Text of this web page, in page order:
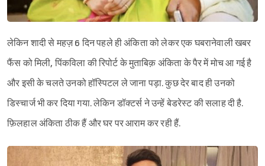
लेकिन शादी से महज़ 6 दिन पहले ही अंकिता को लेकर एक घबरानेवाली खबर
फैंस को मिली, पिंकविला की रिपोर्ट के मुताबिक़ अंकिता के पैर में मोच आ गई है
और इसी के चलते उनको हॉस्पिटल ले जाना पड़ा. कुछ देर बाद ही उनको
डिस्चार्ज भी कर दिया गया. लेकिन डॉक्टर्स ने उन्हें बेडरेस्ट की सलाह दी है.
फ़िलहाल अंकिता ठीक हैं और घर पर आराम कर रही हैं.